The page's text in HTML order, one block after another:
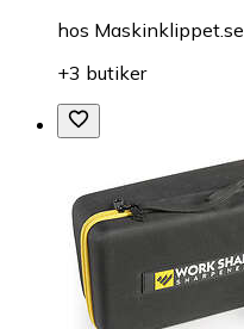
hos Maskinklippet.se
+3 butiker